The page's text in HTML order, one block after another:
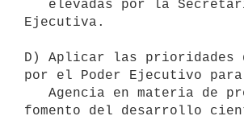
Ejecutiva.
D) Aplicar las prioridades
por el Poder Ejecutivo
fomento del desarrollo